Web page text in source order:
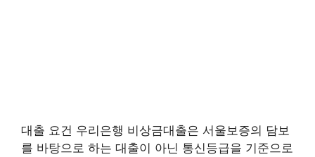
대출 요건 우리은행 비상금대출은 서울보증의 담보
를 바탕으로 하는 대출이 아닌 통신등급을 기준으로